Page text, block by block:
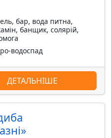
бар, вода питна,
банщик, солярій,
водоспад
ДЕТАЛЬНІШЕ